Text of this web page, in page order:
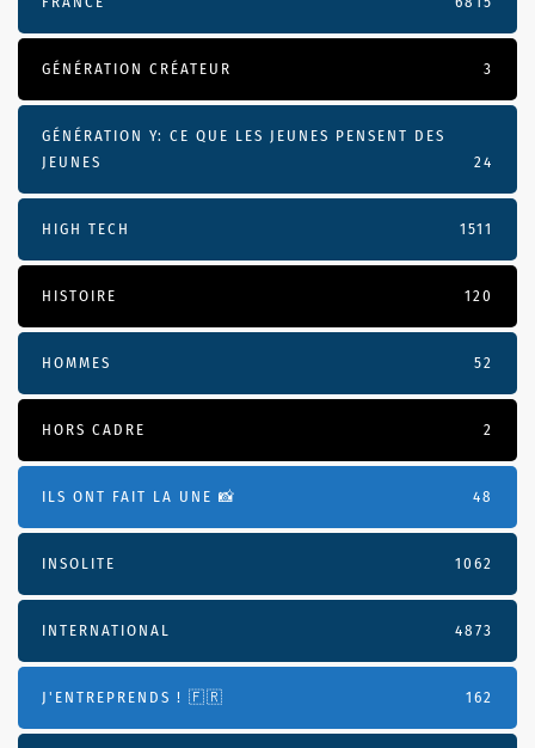
GÉNÉRATION CRÉATEUR 3
GÉNÉRATION Y: CE QUE LES JEUNES PENSENT DES
JEUNES
24
HIGH TECH 1511
HISTOIRE 120
HOMMES 52
HORS CADRE 2
ILS ONT FAIT LA UNE 📸 48
INSOLITE 1062
INTERNATIONAL 4873
J'ENTREPRENDS ! 🇫🇷 162